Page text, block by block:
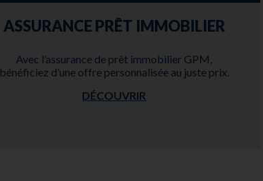
ASSURANCE PRÊT IMMOBILIER
Avec l’assurance de prêt immobilier GPM,
bénéficiez d’une offre personnalisée au juste prix.
DÉCOUVRIR